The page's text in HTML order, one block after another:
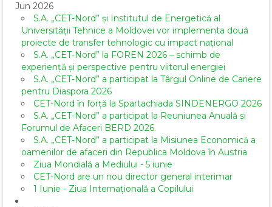
Jun 2026
S.A. „CET-Nord” și Institutul de Energetică al
Universității Tehnice a Moldovei vor implementa două
proiecte de transfer tehnologic cu impact național
S.A. „CET-Nord” la FOREN 2026 – schimb de
experiență și perspective pentru viitorul energiei
S.A. „CET-Nord” a participat la Târgul Online de Cariere
pentru Diaspora 2026
CET-Nord în forță la Spartachiada SINDENERGO 2026
S.A. „CET-Nord” a participat la Reuniunea Anuală și
Forumul de Afaceri BERD 2026.
S.A. „CET-Nord” a participat la Misiunea Economică a
oamenilor de afaceri din Republica Moldova în Austria
Ziua Mondială a Mediului - 5 iunie
CET-Nord are un nou director general interimar
1 Iunie - Ziua Internațională a Copilului